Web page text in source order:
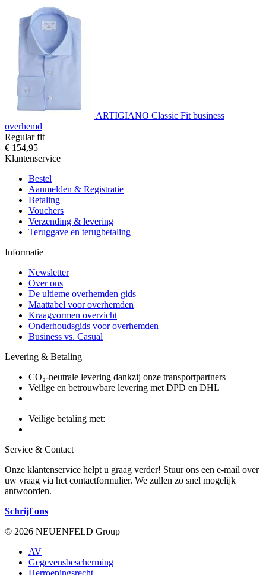
ARTIGIANO Classic Fit business
overhemd
Regular fit
€ 154,95
Klantenservice
Bestel
Aanmelden & Registratie
Betaling
Vouchers
Verzending & levering
Teruggave en terugbetaling
Informatie
Newsletter
Over ons
De ultieme overhemden gids
Maattabel voor overhemden
Kraagvormen overzicht
Onderhoudsgids voor overhemden
Business vs. Casual
Levering & Betaling
CO₂-neutrale levering dankzij onze transportpartners
Veilige en betrouwbare levering met DPD en DHL
Veilige betaling met:
Service & Contact
Onze klantenservice helpt u graag verder! Stuur ons een e-mail over
uw vraag via het contactformulier. We zullen zo snel mogelijk
antwoorden.
Schrijf ons
© 2026 NEUENFELD Group
AV
Gegevensbescherming
Herroepingsrecht